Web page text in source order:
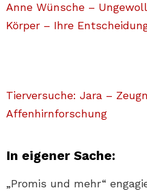
Anne Wünsche –
Körper – Ihre
Tierversuche: Jara –
Affenhirnforschung
In eigener Sache:
„Promis und mehr“